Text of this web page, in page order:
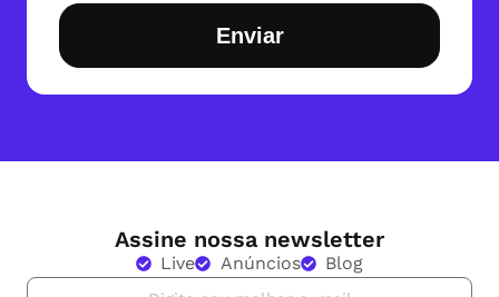
Enviar
Assine nossa newsletter
Live Anúncios Blog